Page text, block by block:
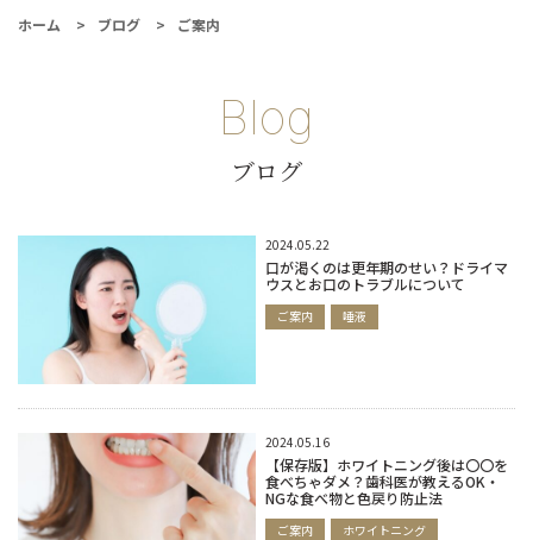
ホーム ブログ ご案内
Blog
ブログ
2024.05.22
口が渇くのは更年期のせい？ドライマ
ウスとお口のトラブルについて
ご案内 唾液
2024.05.16
【保存版】ホワイトニング後は〇〇を
食べちゃダメ？歯科医が教えるOK・
NGな食べ物と色戻り防止法
ご案内 ホワイトニング